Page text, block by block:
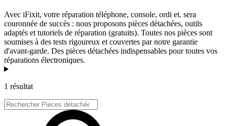
Avec iFixit, votre réparation téléphone, console, ordi et. sera
couronnée de succès : nous proposons pièces détachées, outils
adaptés et tutoriels de réparation (gratuits). Toutes nos pièces sont
soumises à des tests rigoureux et couvertes par notre garantie
d'avant-garde. Des pièces détachées indispensables pour toutes vos
réparations électroniques.
Produits
1 résultat